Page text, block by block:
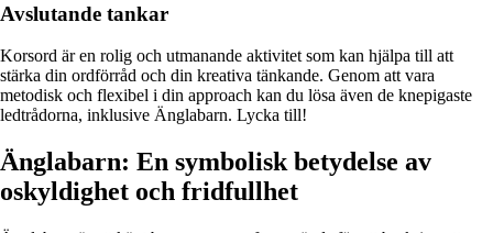
Avslutande tankar
Korsord är en rolig och utmanande aktivitet som kan hjälpa till att
stärka din ordförråd och din kreativa tänkande. Genom att vara
metodisk och flexibel i din approach kan du lösa även de knepigaste
ledtrådorna, inklusive Änglabarn. Lycka till!
Änglabarn: En symbolisk betydelse av
oskyldighet och fridfullhet